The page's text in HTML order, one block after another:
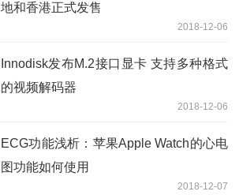
地和香港正式发售
2018-12-06
Innodisk发布M.2接口显卡 支持多种格式
的视频解码器
2018-12-06
ECG功能浅析：苹果Apple Watch的心电
图功能如何使用
2018-12-07